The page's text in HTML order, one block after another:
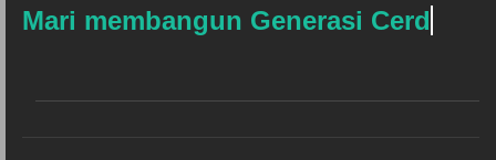
Mari membangun Generasi Cerdas